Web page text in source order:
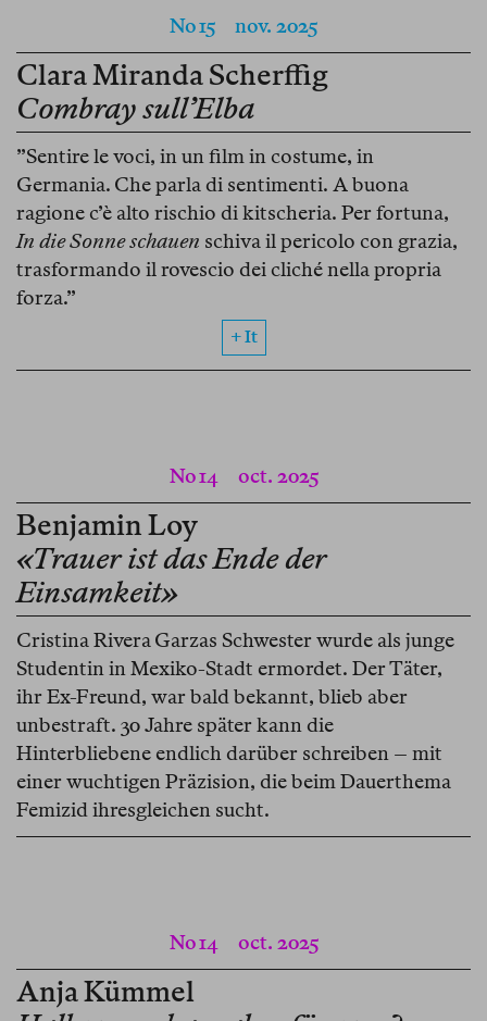
No 15 nov. 2025
Clara Miranda Scherffig
Combray sull’Elba
”Sentire le voci, in un film in costume, in
Germania. Che parla di sentimenti. A buona
ragione c’è alto rischio di kitscheria. Per fortuna,
In die Sonne schauen schiva il pericolo con grazia,
trasformando il rovescio dei cliché nella propria
forza.”
+ It
No 14oct. 2025
Benjamin Loy
«Trauer ist das Ende der
Einsamkeit»
Cristina Rivera Garzas Schwester wurde als junge
Studentin in Mexiko-Stadt ermordet. Der Täter,
ihr Ex-Freund, war bald bekannt, blieb aber
unbestraft. 30 Jahre später kann die
Hinterbliebene endlich darüber schreiben – mit
einer wuchtigen Präzision, die beim Dauerthema
Femizid ihresgleichen sucht.
No 14oct. 2025
Anja Kümmel